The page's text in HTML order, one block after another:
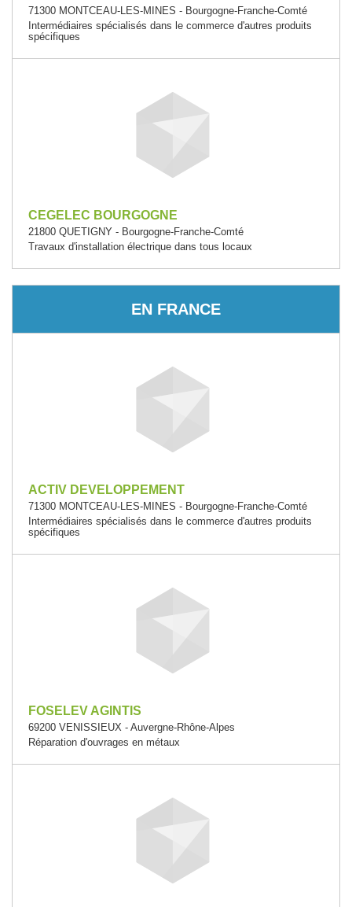
71300 MONTCEAU-LES-MINES - Bourgogne-Franche-Comté
Intermédiaires spécialisés dans le commerce d'autres produits
spécifiques
CEGELEC BOURGOGNE
21800 QUETIGNY - Bourgogne-Franche-Comté
Travaux d'installation électrique dans tous locaux
EN FRANCE
ACTIV DEVELOPPEMENT
71300 MONTCEAU-LES-MINES - Bourgogne-Franche-Comté
Intermédiaires spécialisés dans le commerce d'autres produits
spécifiques
FOSELEV AGINTIS
69200 VENISSIEUX - Auvergne-Rhône-Alpes
Réparation d'ouvrages en métaux